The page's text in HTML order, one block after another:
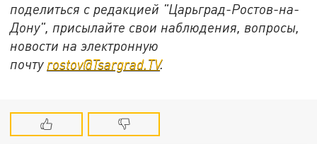
поделиться с редакцией "Царьград-Ростов-на-
Дону", присылайте свои наблюдения, вопросы,
новости на электронную
почту rostov@Tsargrad.ТV.